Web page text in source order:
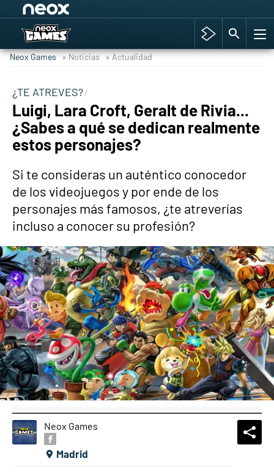
Hyrule Warriors: La Era del Cataclismo
Cyberpunk 2077
Hyrule Warriors
Asia peculiar tradición
Neox Games » Noticias » Actualidad
¿TE ATREVES?
Luigi, Lara Croft, Geralt de Rivia...
¿Sabes a qué se dedican realmente
estos personajes?
Si te consideras un auténtico conocedor
de los videojuegos y por ende de los
personajes más famosos, ¿te atreverías
incluso a conocer su profesión?
Neox Games
Madrid